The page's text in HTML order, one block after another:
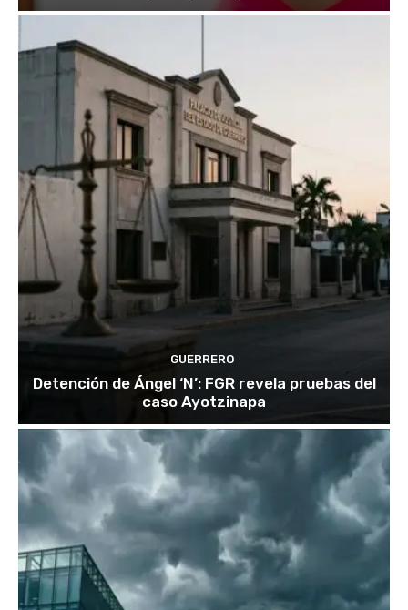
GUERRERO
Detención de Ángel ‘N’: FGR revela pruebas del
caso Ayotzinapa